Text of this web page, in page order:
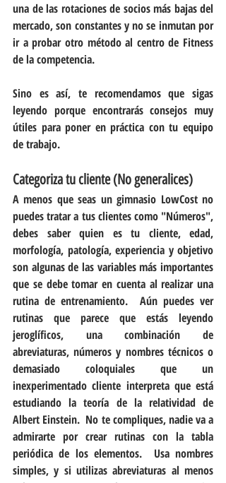
una de las rotaciones de socios más bajas del
mercado, son constantes y no se inmutan por
ir a probar otro método al centro de Fitness
de la competencia.
Sino es así, te recomendamos que sigas
leyendo porque encontrarás consejos muy
útiles para poner en práctica con tu equipo
de trabajo.
Categoriza tu cliente (No generalices)
A menos que seas un gimnasio LowCost no
puedes tratar a tus clientes como "Números",
debes saber quien es tu cliente, edad,
morfología, patología, experiencia y objetivo
son algunas de las variables más importantes
que se debe tomar en cuenta al realizar una
rutina de entrenamiento.  Aún puedes ver
rutinas que parece que estás leyendo
jeroglíficos, una combinación de
abreviaturas, números y nombres técnicos o
demasiado coloquiales que un
inexperimentado cliente interpreta que está
estudiando la teoría de la relatividad de
Albert Einstein.  No te compliques, nadie va a
admirarte por crear rutinas con la tabla
periódica de los elementos.  Usa nombres
simples, y si utilizas abreviaturas al menos